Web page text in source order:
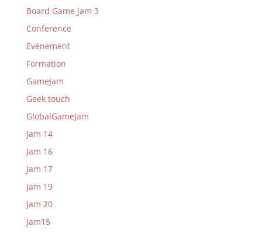
Board Game Jam 3
Conference
Evénement
Formation
GameJam
Geek touch
GlobalGameJam
Jam 14
Jam 16
Jam 17
Jam 19
Jam 20
Jam15